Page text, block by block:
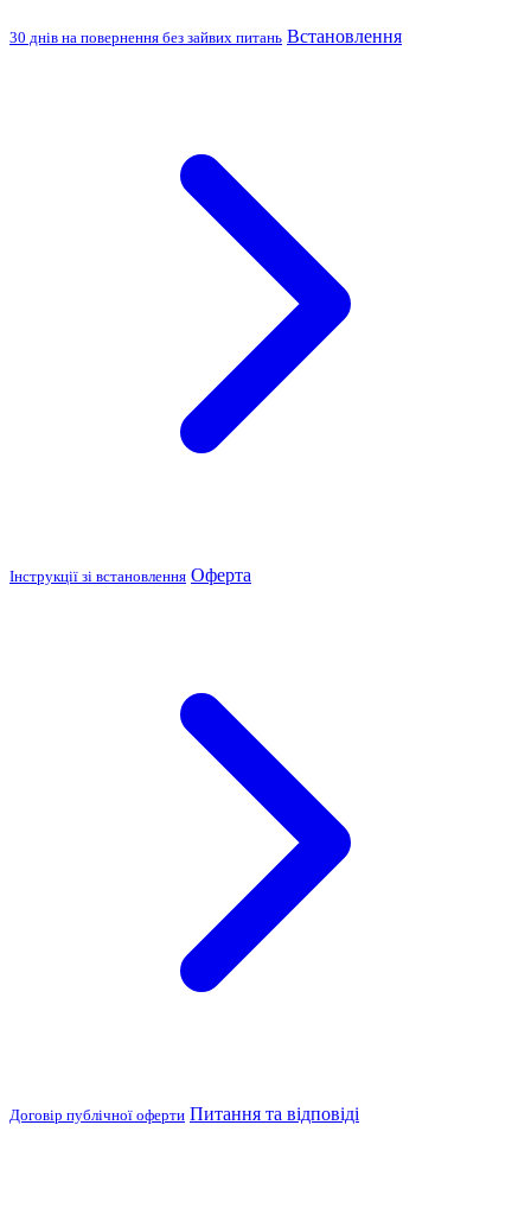
30 днів на повернення без зайвих питань Встановлення
Інструкції зі встановлення Оферта
Договір публічної оферти Питання та відповіді